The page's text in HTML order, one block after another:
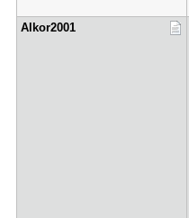
Alkor2001